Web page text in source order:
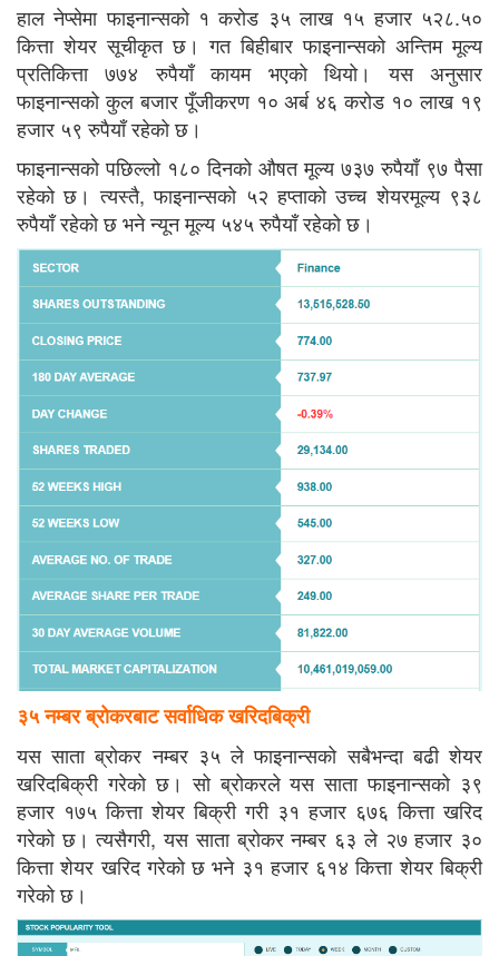
हाल नेप्सेमा फाइनान्सको १ करोड ३५ लाख १५ हजार ५२८.५०
कित्ता शेयर सूचीकृत छ। गत बिहीबार फाइनान्सको अन्तिम मूल्य
प्रतिकित्ता ७७४ रुपैयाँ कायम भएको थियो। यस अनुसार
फाइनान्सको कुल बजार पूँजीकरण १० अर्ब ४६ करोड १० लाख १९
हजार ५९ रुपैयाँ रहेको छ।
फाइनान्सको पछिल्लो १८० दिनको औषत मूल्य ७३७ रुपैयाँ ९७ पैसा
रहेको छ। त्यस्तै, फाइनान्सको ५२ हप्ताको उच्च शेयरमूल्य ९३८
रुपैयाँ रहेको छ भने न्यून मूल्य ५४५ रुपैयाँ रहेको छ।
३५ नम्बर ब्रोकरबाट सर्वाधिक खरिदबिक्री
यस साता ब्रोकर नम्बर ३५ ले फाइनान्सको सबैभन्दा बढी शेयर
खरिदबिक्री गरेको छ। सो ब्रोकरले यस साता फाइनान्सको ३९
हजार १७५ कित्ता शेयर बिक्री गरी ३१ हजार ६७६ कित्ता खरिद
गरेको छ। त्यसैगरी, यस साता ब्रोकर नम्बर ६३ ले २७ हजार ३०
कित्ता शेयर खरिद गरेको छ भने ३१ हजार ६१४ कित्ता शेयर बिक्री
गरेको छ।